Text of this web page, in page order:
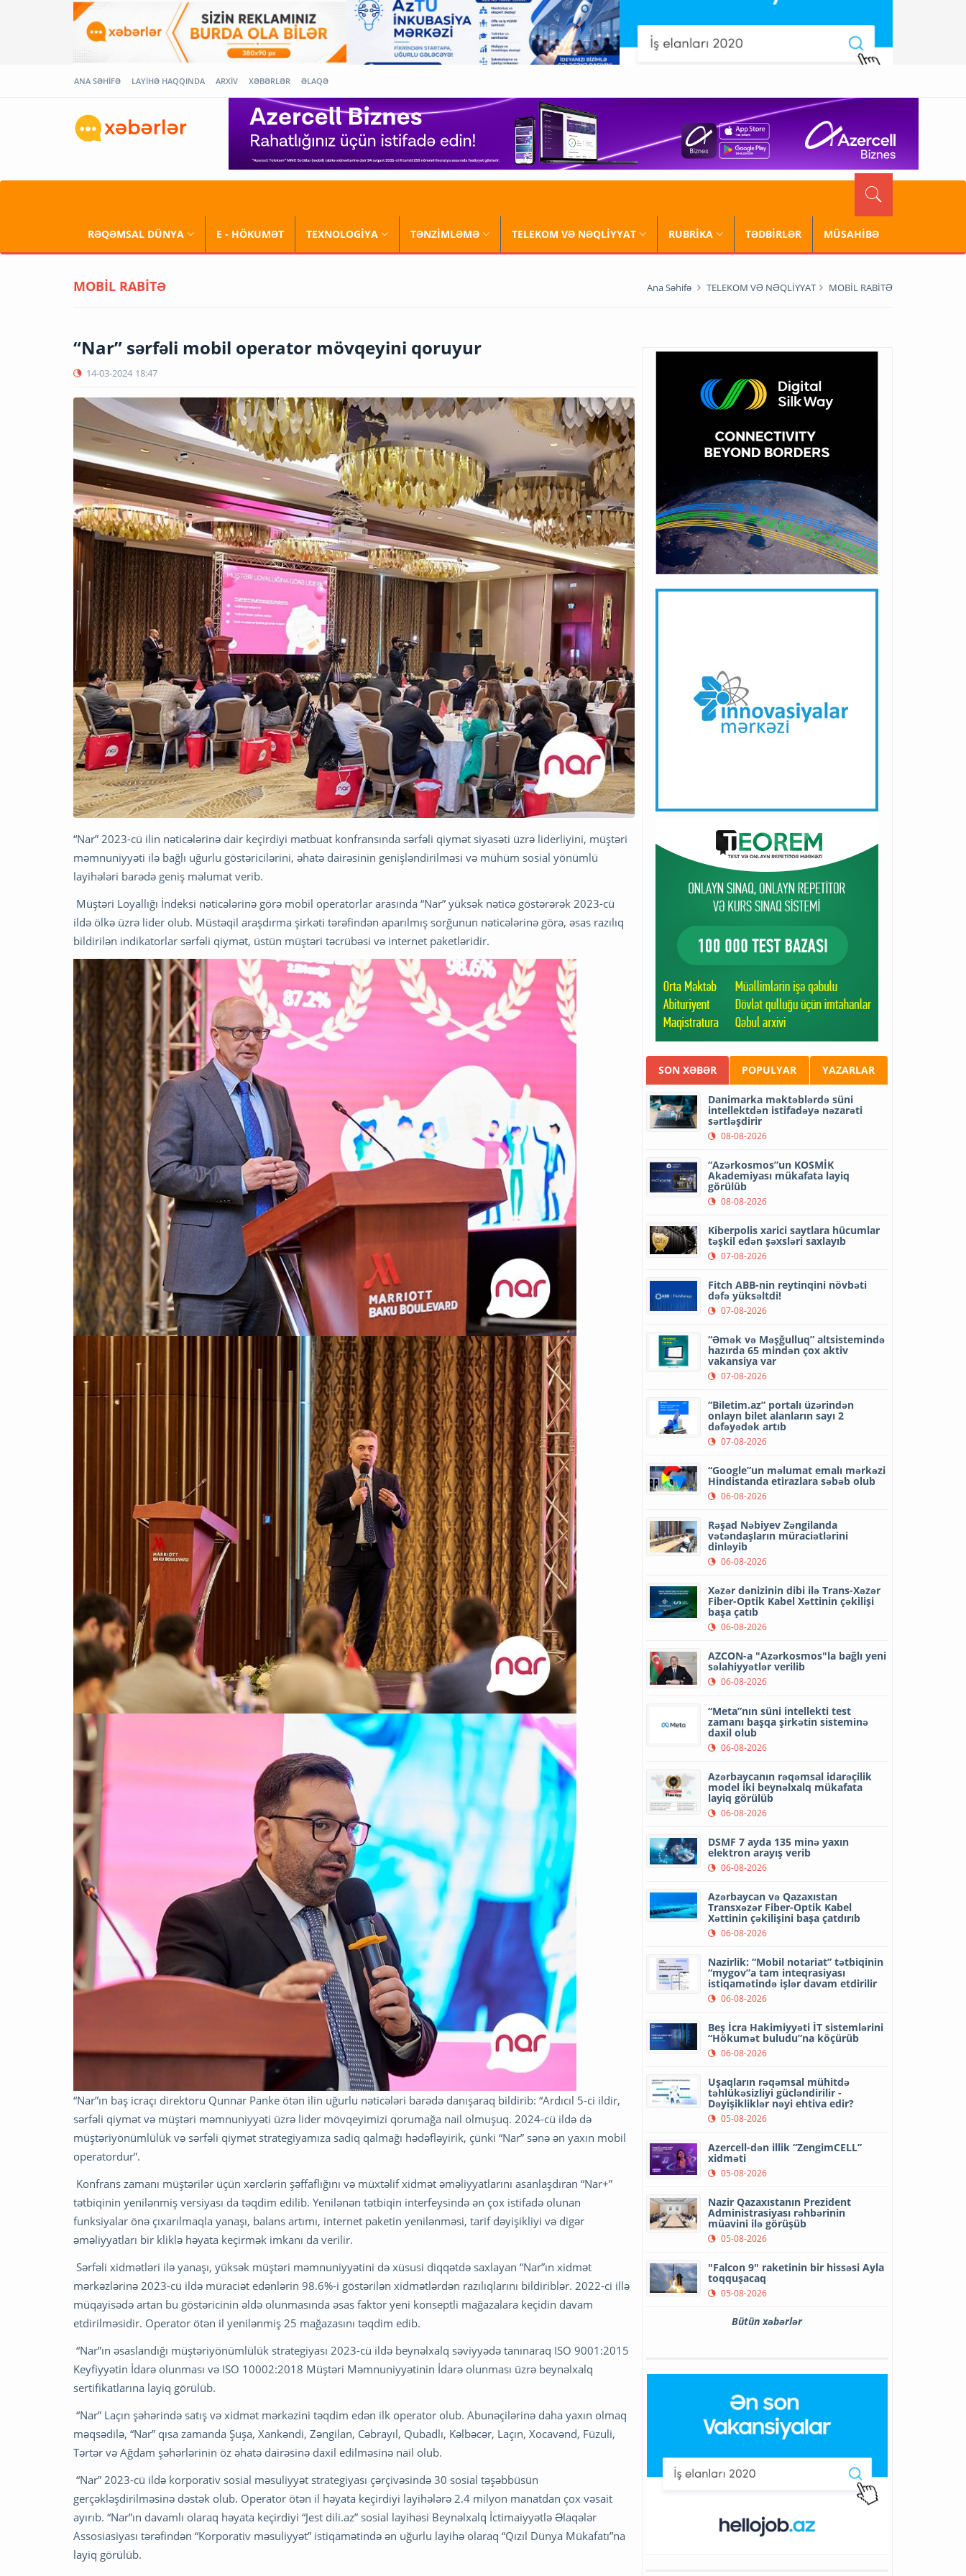
ANA SƏHİFƏ LAYİHƏ HAQQINDA ARXİV XƏBƏRLƏR ƏLAQƏ
RƏQƏMSAL DÜNYA E - HÖKUMƏT TEXNOLOGİYA TƏNZİMLƏMƏ TELEKOM VƏ NƏQLİYYAT RUBRİKA TƏDBİRLƏR MÜSAHİBƏ
MOBİL RABİTƏ Ana Səhifə TELEKOM VƏ NƏQLİYYAT MOBİL RABİTƏ
“Nar” sərfəli mobil operator mövqeyini qoruyur
14-03-2024 18:47
“Nar” 2023-cü ilin nəticələrinə dair keçirdiyi mətbuat konfransında sərfəli qiymət siyasəti üzrə liderliyini, müştəri
məmnuniyyəti ilə bağlı uğurlu göstəricilərini, əhatə dairəsinin genişləndirilməsi və mühüm sosial yönümlü
layihələri barədə geniş məlumat verib.
Müştəri Loyallığı İndeksi nəticələrinə görə mobil operatorlar arasında “Nar” yüksək nəticə göstərərək 2023-cü
ildə ölkə üzrə lider olub. Müstəqil araşdırma şirkəti tərəfindən aparılmış sorğunun nəticələrinə görə, əsas razılıq
bildirilən indikatorlar sərfəli qiymət, üstün müştəri təcrübəsi və internet paketləridir.
“Nar”ın baş icraçı direktoru Qunnar Panke ötən ilin uğurlu nəticələri barədə danışaraq bildirib: “Ardıcıl 5-ci ildir,
sərfəli qiymət və müştəri məmnuniyyəti üzrə lider mövqeyimizi qorumağa nail olmuşuq. 2024-cü ildə də
müştəriyönümlülük və sərfəli qiymət strategiyamıza sadiq qalmağı hədəfləyirik, çünki “Nar” sənə ən yaxın mobil
operatordur”.
Konfrans zamanı müştərilər üçün xərclərin şəffaflığını və müxtəlif xidmət əməliyyatlarını asanlaşdıran “Nar+”
tətbiqinin yenilənmiş versiyası da təqdim edilib. Yenilənən tətbiqin interfeysində ən çox istifadə olunan
funksiyalar önə çıxarılmaqla yanaşı, balans artımı, internet paketin yenilənməsi, tarif dəyişikliyi və digər
əməliyyatları bir kliklə həyata keçirmək imkanı da verilir.
Sərfəli xidmətləri ilə yanaşı, yüksək müştəri məmnuniyyətini də xüsusi diqqətdə saxlayan “Nar”ın xidmət
mərkəzlərinə 2023-cü ildə müraciət edənlərin 98.6%-i göstərilən xidmətlərdən razılıqlarını bildiriblər. 2022-ci illə
müqayisədə artan bu göstəricinin əldə olunmasında əsas faktor yeni konseptli mağazalara keçidin davam
etdirilməsidir. Operator ötən il yenilənmiş 25 mağazasını təqdim edib.
“Nar”ın əsaslandığı müştəriyönümlülük strategiyası 2023-cü ildə beynəlxalq səviyyədə tanınaraq ISO 9001:2015
Keyfiyyətin İdarə olunması və ISO 10002:2018 Müştəri Məmnuniyyətinin İdarə olunması üzrə beynəlxalq
sertifikatlarına layiq görülüb.
“Nar” Laçın şəhərində satış və xidmət mərkəzini təqdim edən ilk operator olub. Abunəçilərinə daha yaxın olmaq
məqsədilə, “Nar” qısa zamanda Şuşa, Xankəndi, Zəngilan, Cəbrayıl, Qubadlı, Kəlbəcər, Laçın, Xocavənd, Füzuli,
Tərtər və Ağdam şəhərlərinin öz əhatə dairəsinə daxil edilməsinə nail olub.
“Nar” 2023-cü ildə korporativ sosial məsuliyyət strategiyası çərçivəsində 30 sosial təşəbbüsün
gerçəkləşdirilməsinə dəstək olub. Operator ötən il həyata keçirdiyi layihələrə 2.4 milyon manatdan çox vəsait
ayırıb. “Nar”ın davamlı olaraq həyata keçirdiyi “Jest dili.az” sosial layihəsi Beynəlxalq İctimaiyyətlə Əlaqələr
Assosiasiyası tərəfindən “Korporativ məsuliyyət” istiqamətində ən uğurlu layihə olaraq “Qızıl Dünya Mükafatı”na
layiq görülüb.
SON XƏBƏR POPULYAR YAZARLAR
Danimarka məktəblərdə süni
intellektdən istifadəyə nəzarəti
sərtləşdirir
08-08-2026
“Azərkosmos”un KOSMİK
Akademiyası mükafata layiq
görülüb
08-08-2026
Kiberpolis xarici saytlara hücumlar
təşkil edən şəxsləri saxlayıb
07-08-2026
Fitch ABB-nin reytinqini növbəti
dəfə yüksəltdi!
07-08-2026
“Əmək və Məşğulluq” altsistemində
hazırda 65 mindən çox aktiv
vakansiya var
07-08-2026
“Biletim.az” portalı üzərindən
onlayn bilet alanların sayı 2
dəfəyədək artıb
07-08-2026
“Google”un məlumat emalı mərkəzi
Hindistanda etirazlara səbəb olub
06-08-2026
Rəşad Nəbiyev Zəngilanda
vətəndaşların müraciətlərini
dinləyib
06-08-2026
Xəzər dənizinin dibi ilə Trans-Xəzər
Fiber-Optik Kabel Xəttinin çəkilişi
başa çatıb
06-08-2026
AZCON-a "Azərkosmos"la bağlı yeni
səlahiyyətlər verilib
06-08-2026
“Meta”nın süni intellekti test
zamanı başqa şirkətin sisteminə
daxil olub
06-08-2026
Azərbaycanın rəqəmsal idarəçilik
model iki beynəlxalq mükafata
layiq görülüb
06-08-2026
DSMF 7 ayda 135 minə yaxın
elektron arayış verib
06-08-2026
Azərbaycan və Qazaxıstan
Transxəzər Fiber-Optik Kabel
Xəttinin çəkilişini başa çatdırıb
06-08-2026
Nazirlik: “Mobil notariat” tətbiqinin
“mygov”a tam inteqrasiyası
istiqamətində işlər davam etdirilir
06-08-2026
Beş İcra Hakimiyyəti İT sistemlərini
“Hökumət buludu”na köçürüb
06-08-2026
Uşaqların rəqəmsal mühitdə
təhlükəsizliyi gücləndirilir -
Dəyişikliklər nəyi ehtiva edir?
05-08-2026
Azercell-dən illik “ZengimCELL”
xidməti
05-08-2026
Nazir Qazaxıstanın Prezident
Administrasiyası rəhbərinin
müavini ilə görüşüb
05-08-2026
"Falcon 9" raketinin bir hissəsi Ayla
toqquşacaq
05-08-2026
Bütün xəbərlər